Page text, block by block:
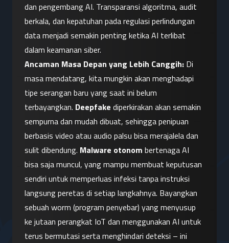
dan pengembang AI. Transparansi algoritma, audit
berkala, dan kepatuhan pada regulasi perlindungan
data menjadi semakin penting ketika AI terlibat
dalam keamanan siber.
Ancaman Masa Depan yang Lebih Canggih: Di
masa mendatang, kita mungkin akan menghadapi
tipe serangan baru yang saat ini belum
terbayangkan. Deepfake diperkirakan akan semakin
sempurna dan mudah dibuat, sehingga penipuan
berbasis video atau audio palsu bisa merajalela dan
sulit dibendung. Malware otonom bertenaga AI
bisa saja muncul, yang mampu membuat keputusan
sendiri untuk memperluas infeksi tanpa instruksi
langsung peretas di setiap langkahnya. Bayangkan
sebuah worm (program penyebar) yang menyusup
ke jutaan perangkat IoT dan menggunakan AI untuk
terus bermutasi serta menghindari deteksi – ini